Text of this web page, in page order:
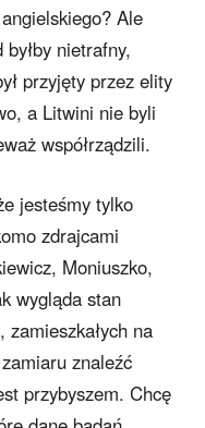
Ale
nietrafny,
przyjęty przez elity
a Litwini nie byli
współrządzili.
jesteśmy tylko
zdrajcami
Moniuszko,
wygląda stan
na
znaleźć
przybyszem. Chcę